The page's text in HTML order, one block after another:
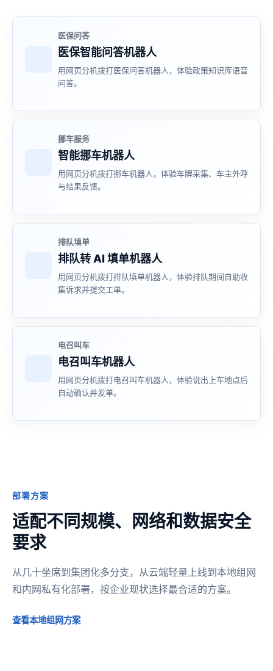
医保问答
医保智能问答机器人
用网页分机拨打医保问答机器人，体验政策知识库语音
问答。
挪车服务
智能挪车机器人
用网页分机拨打挪车机器人，体验车牌采集、车主外呼
与结果反馈。
排队填单
排队转 AI 填单机器人
用网页分机拨打排队填单机器人，体验排队期间自助收
集诉求并提交工单。
电召叫车
电召叫车机器人
用网页分机拨打电召叫车机器人，体验说出上车地点后
自动确认并发单。
部署方案
适配不同规模、网络和数据安全
要求
从几十坐席到集团化多分支，从云端轻量上线到本地组网
和内网私有化部署，按企业现状选择最合适的方案。
查看本地组网方案